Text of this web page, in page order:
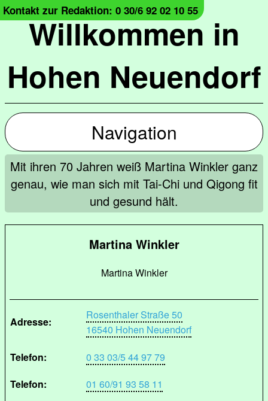
Willkommen in
Hohen Neuendorf
Kontakt zur Redaktion: 0 30/6 92 02 10 55
Navigation
Mit ihren 70 Jahren weiß Martina Winkler ganz
genau, wie man sich mit Tai-Chi und Qigong fit
und gesund hält.
Martina Winkler
Martina Winkler
Adresse:
Rosenthaler Straße 50
16540 Hohen Neuendorf
Telefon:
0 33 03/5 44 97 79
Telefon:
01 60/91 93 58 11